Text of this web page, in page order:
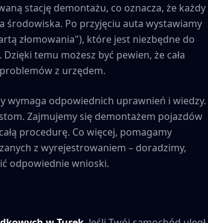
stację demontażu, co oznacza, że każdy
środowiska. Po przyjęciu auta wystawiamy
złomowania"), które jest niezbędne do
temu możesz być pewien, że cała
z urzędem.
wymaga odpowiednich uprawnień i wiedzy.
Zajmujemy się demontażem pojazdów
procedurę. Co więcej, pomagamy
z wyrejestrowaniem – doradzimy,
odpowiednie wnioski.